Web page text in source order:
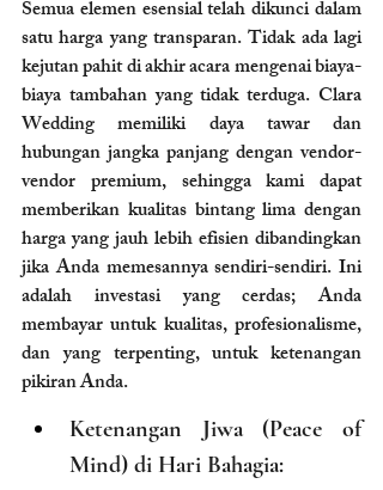
Semua elemen esensial telah dikunci dalam
satu harga yang transparan. Tidak ada lagi
kejutan pahit di akhir acara mengenai biaya-
biaya tambahan yang tidak terduga. Clara
Wedding memiliki daya tawar dan
hubungan jangka panjang dengan vendor-
vendor premium, sehingga kami dapat
memberikan kualitas bintang lima dengan
harga yang jauh lebih efisien dibandingkan
jika Anda memesannya sendiri-sendiri. Ini
adalah investasi yang cerdas; Anda
membayar untuk kualitas, profesionalisme,
dan yang terpenting, untuk ketenangan
pikiran Anda.
Ketenangan Jiwa (Peace of
Mind) di Hari Bahagia: